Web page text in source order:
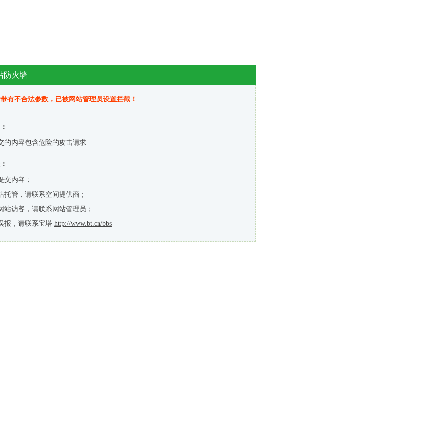
防火墙
有不合法参数，已被网站管理员设置拦截！
的内容包含危险的攻击请求
交内容；
托管，请联系空间提供商；
站访客，请联系网站管理员；
报，请联系宝塔 http://www.bt.cn/bbs